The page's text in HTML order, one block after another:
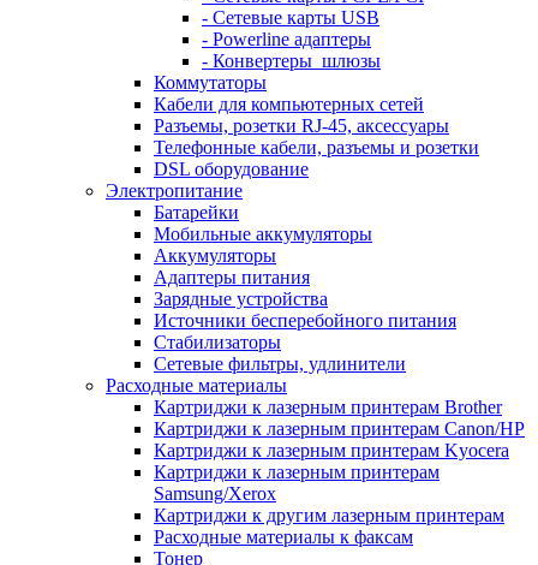
- Сетевые карты USB
- Powerline адаптеры
- Конвертеры_шлюзы
Коммутаторы
Кабели для компьютерных сетей
Разъемы, розетки RJ-45, аксессуары
Телефонные кабели, разъемы и розетки
DSL оборудование
Электропитание
Батарейки
Мобильные аккумуляторы
Аккумуляторы
Адаптеры питания
Зарядные устройства
Источники бесперебойного питания
Стабилизаторы
Сетевые фильтры, удлинители
Расходные материалы
Картриджи к лазерным принтерам Brother
Картриджи к лазерным принтерам Canon/HP
Картриджи к лазерным принтерам Kyocera
Картриджи к лазерным принтерам
Samsung/Xerox
Картриджи к другим лазерным принтерам
Расходные материалы к факсам
Тонер